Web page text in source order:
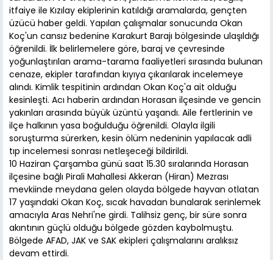
itfaiye ile Kızılay ekiplerinin katıldığı aramalarda, gençten
üzücü haber geldi. Yapılan çalışmalar sonucunda Okan
Koç'un cansız bedenine Karakurt Barajı bölgesinde ulaşıldığı
öğrenildi. İlk belirlemelere göre, baraj ve çevresinde
yoğunlaştırılan arama-tarama faaliyetleri sırasında bulunan
cenaze, ekipler tarafından kıyıya çıkarılarak incelemeye
alındı. Kimlik tespitinin ardından Okan Koç'a ait olduğu
kesinleşti. Acı haberin ardından Horasan ilçesinde ve gencin
yakınları arasında büyük üzüntü yaşandı. Aile fertlerinin ve
ilçe halkının yasa boğulduğu öğrenildi. Olayla ilgili
soruşturma sürerken, kesin ölüm nedeninin yapılacak adli
tıp incelemesi sonrası netleşeceği bildirildi.
10 Haziran Çarşamba günü saat 15.30 sıralarında Horasan
ilçesine bağlı Pirali Mahallesi Akkeran (Hiran) Mezrası
mevkiinde meydana gelen olayda bölgede hayvan otlatan
17 yaşındaki Okan Koç, sıcak havadan bunalarak serinlemek
amacıyla Aras Nehri'ne girdi. Talihsiz genç, bir süre sonra
akıntının güçlü olduğu bölgede gözden kaybolmuştu.
Bölgede AFAD, JAK ve SAK ekipleri çalışmalarını aralıksız
devam ettirdi.